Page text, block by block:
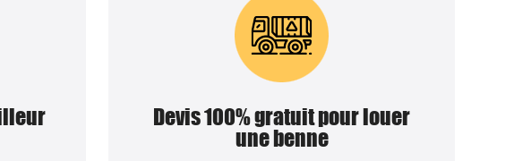
Devis 100% gratuit pour louer
une benne